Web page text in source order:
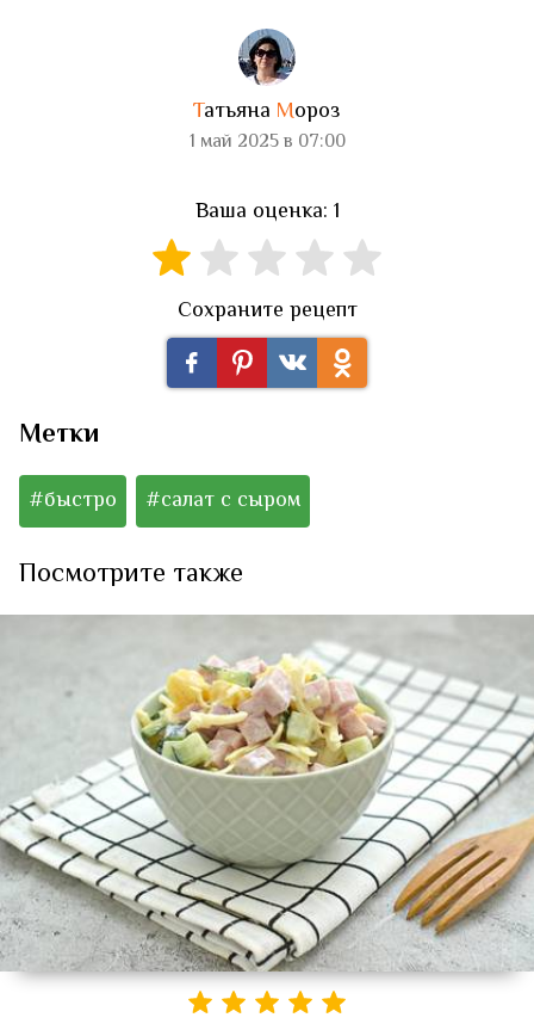
Татьяна Мороз
1 май 2025 в 07:00
Ваша оценка: 1
Сохраните рецепт
Метки
#быстро #салат с сыром
Посмотрите также